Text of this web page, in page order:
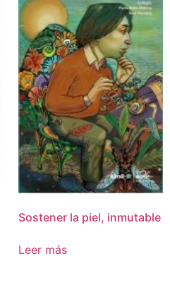
Sostener la piel, inmutable
Leer más